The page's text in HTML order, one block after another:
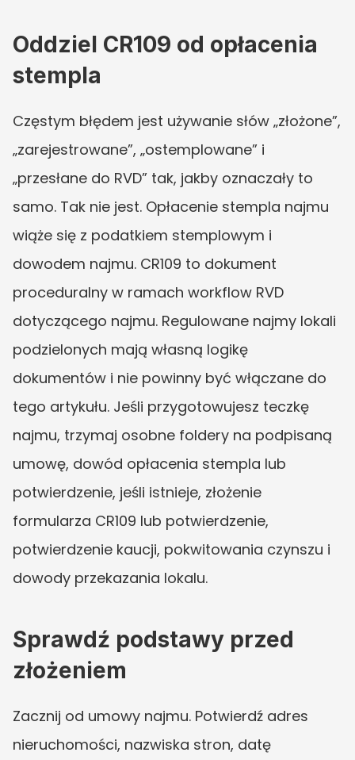
Oddziel CR109 od opłacenia
stempla
Częstym błędem jest używanie słów „złożone”,
„zarejestrowane”, „ostemplowane” i
„przesłane do RVD” tak, jakby oznaczały to
samo. Tak nie jest. Opłacenie stempla najmu
wiąże się z podatkiem stemplowym i
dowodem najmu. CR109 to dokument
proceduralny w ramach workflow RVD
dotyczącego najmu. Regulowane najmy lokali
podzielonych mają własną logikę
dokumentów i nie powinny być włączane do
tego artykułu. Jeśli przygotowujesz teczkę
najmu, trzymaj osobne foldery na podpisaną
umowę, dowód opłacenia stempla lub
potwierdzenie, jeśli istnieje, złożenie
formularza CR109 lub potwierdzenie,
potwierdzenie kaucji, pokwitowania czynszu i
dowody przekazania lokalu.
Sprawdź podstawy przed
złożeniem
Zacznij od umowy najmu. Potwierdź adres
nieruchomości, nazwiska stron, datę